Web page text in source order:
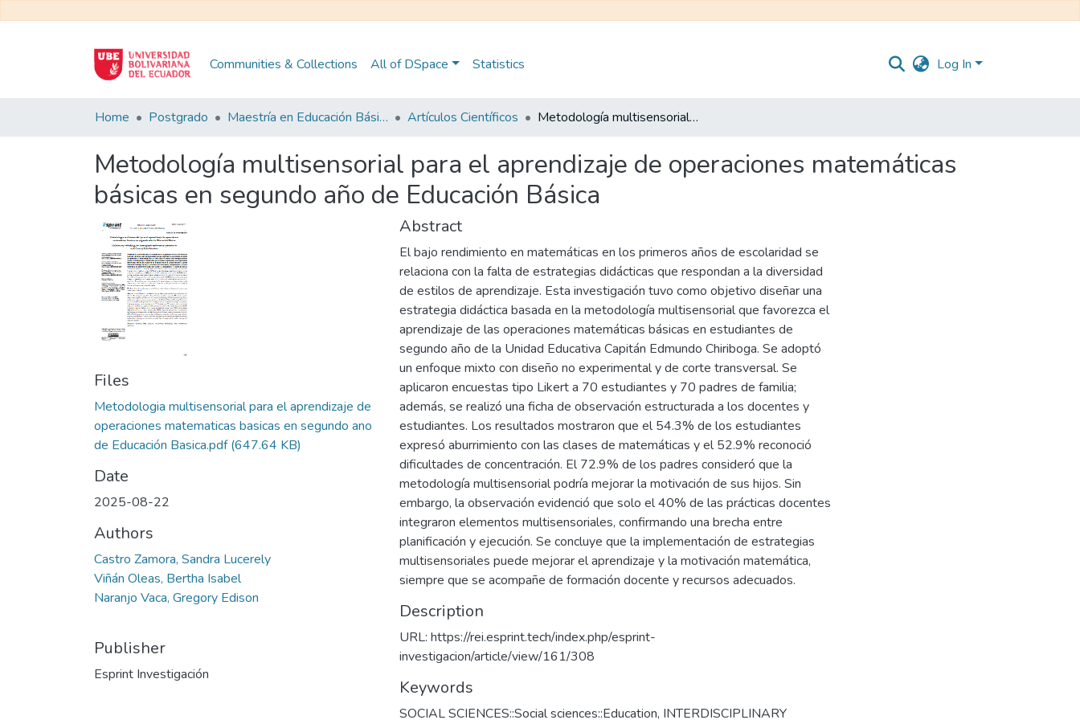
Communities & Collections All of DSpace Statistics Log In
Home Postgrado Maestría en Educación Básica Artículos Científicos Metodología multisensorial para el aprendizaje de operaciones matemáticas básicas en segundo año de Educación Básica
Metodología multisensorial para el aprendizaje de operaciones matemáticas
básicas en segundo año de Educación Básica
Files
Metodologia multisensorial para el aprendizaje de
operaciones matematicas basicas en segundo ano
de Educación Basica.pdf(647.64 KB)
Date
2025-08-22
Authors
Castro Zamora, Sandra Lucerely
Viñán Oleas, Bertha Isabel
Naranjo Vaca, Gregory Edison
Publisher
Esprint Investigación
Abstract
El bajo rendimiento en matemáticas en los primeros años de escolaridad se
relaciona con la falta de estrategias didácticas que respondan a la diversidad
de estilos de aprendizaje. Esta investigación tuvo como objetivo diseñar una
estrategia didáctica basada en la metodología multisensorial que favorezca el
aprendizaje de las operaciones matemáticas básicas en estudiantes de
segundo año de la Unidad Educativa Capitán Edmundo Chiriboga. Se adoptó
un enfoque mixto con diseño no experimental y de corte transversal. Se
aplicaron encuestas tipo Likert a 70 estudiantes y 70 padres de familia;
además, se realizó una ficha de observación estructurada a los docentes y
estudiantes. Los resultados mostraron que el 54.3% de los estudiantes
expresó aburrimiento con las clases de matemáticas y el 52.9% reconoció
dificultades de concentración. El 72.9% de los padres consideró que la
metodología multisensorial podría mejorar la motivación de sus hijos. Sin
embargo, la observación evidenció que solo el 40% de las prácticas docentes
integraron elementos multisensoriales, confirmando una brecha entre
planificación y ejecución. Se concluye que la implementación de estrategias
multisensoriales puede mejorar el aprendizaje y la motivación matemática,
siempre que se acompañe de formación docente y recursos adecuados.
Description
URL: https://rei.esprint.tech/index.php/esprint-
investigacion/article/view/161/308
Keywords
SOCIAL SCIENCES::Social sciences::Education, INTERDISCIPLINARY